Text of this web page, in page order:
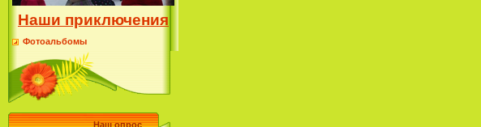
Наши приключения
Фотоальбомы
Наш опрос